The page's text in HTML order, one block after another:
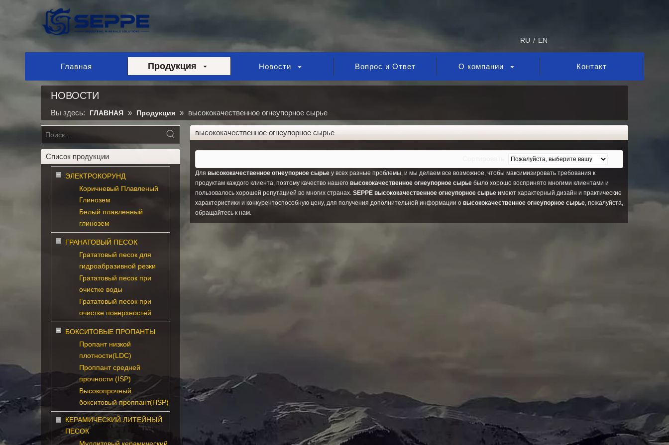
RU / EN
Главная Продукция Новости Вопрос и Ответ О компании Контакт
НОВОСТИ
Вы здесь: ГЛАВНАЯ » Продукция » высококачественное огнеупорное сырье
Список продукции
ЭЛЕКТРОКОРУНД
Коричневый Плавленый
Глинозем
Белый плавленный
глинозем
ГРАНАТОВЫЙ ПЕСОК
Грататовый песок для
гидроабразивной резки
Грататовый песок при
очистке воды
Грататовый песок при
очистке поверхностей
БОКСИТОВЫЕ ПРОПАНТЫ
Пропант низкой
плотности(LDC)
Проппант средней
прочности (ISP)
Высокопрочный
бокситовый проппант(HSP)
КЕРАМИЧЕСКИЙ ЛИТЕЙНЫЙ
ПЕСОК
Муллитовый керамический
высококачественное огнеупорное сырье
Для высококачественное огнеупорное сырье у всех разные проблемы, и мы делаем все возможное, чтобы максимизировать требования к
продуктам каждого клиента, поэтому качество нашего высококачественное огнеупорное сырье было хорошо воспринято многими клиентами и
пользовалось хорошей репутацией во многих странах. SEPPE высококачественное огнеупорное сырье имеют характерный дизайн и практические
характеристики и конкурентоспособную цену, для получения дополнительной информации о высококачественное огнеупорное сырье , пожалуйста,
обращайтесь к нам.